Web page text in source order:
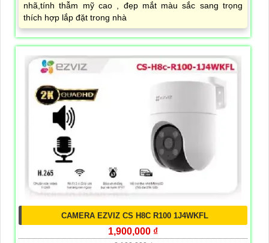
nhã,tính thẫm mỹ cao , đẹp mắt màu sắc sang trọng
thích hợp lắp đặt trong nhà
CAMERA EZVIZ CS H8C R100 1J4WKFL
1,900,000 ₫